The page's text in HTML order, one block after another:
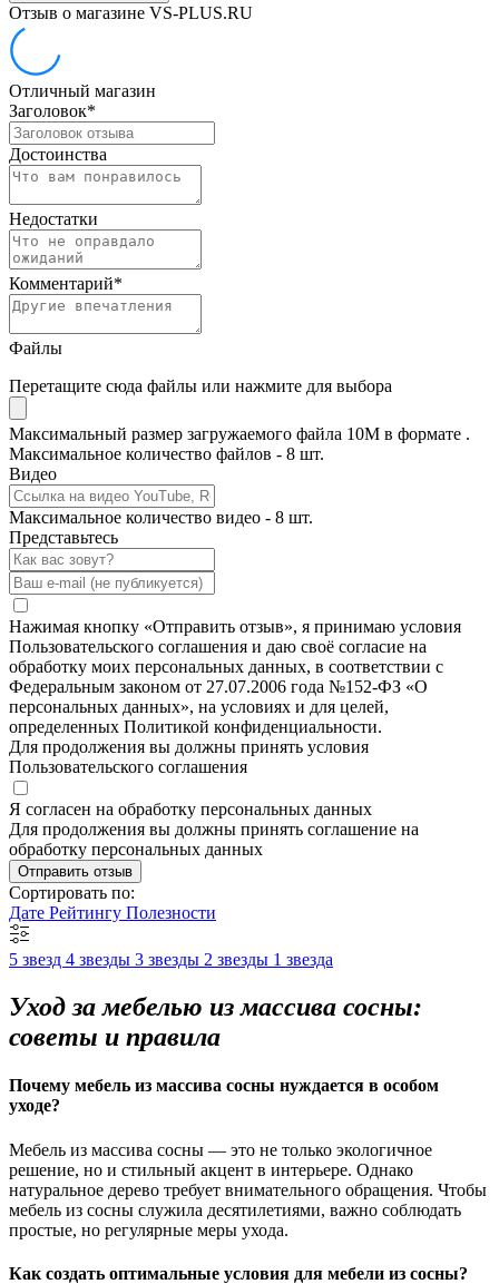
Отзыв о магазине VS-PLUS.RU
Отличный магазин
Заголовок*
Достоинства
Недостатки
Комментарий*
Файлы
Перетащите сюда файлы или нажмите для выбора
Максимальный размер загружаемого файла 10M в формате .
Максимальное количество файлов - 8 шт.
Видео
Максимальное количество видео - 8 шт.
Представьтесь
Нажимая кнопку «Отправить отзыв», я принимаю условия
Пользовательского соглашения и даю своё согласие на
обработку моих персональных данных, в соответствии с
Федеральным законом от 27.07.2006 года №152-ФЗ «О
персональных данных», на условиях и для целей,
определенных Политикой конфиденциальности.
Для продолжения вы должны принять условия
Пользовательского соглашения
Я согласен на обработку персональных данных
Для продолжения вы должны принять соглашение на
обработку персональных данных
Отправить отзыв
Сортировать по:
Дате Рейтингу Полезности
5 звезд 4 звезды 3 звезды 2 звезды 1 звезда
Уход за мебелью из массива сосны:
советы и правила
Почему мебель из массива сосны нуждается в особом
уходе?
Мебель из массива сосны — это не только экологичное
решение, но и стильный акцент в интерьере. Однако
натуральное дерево требует внимательного обращения. Чтобы
мебель из сосны служила десятилетиями, важно соблюдать
простые, но регулярные меры ухода.
Как создать оптимальные условия для мебели из сосны?